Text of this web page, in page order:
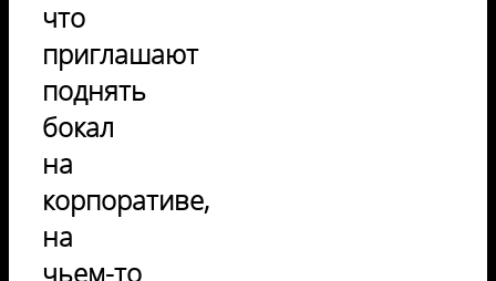
что
приглашают
поднять
бокал
на
корпоративе,
на
чьем-то